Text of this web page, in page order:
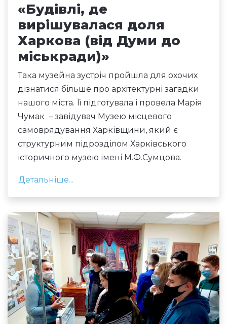
«Будівлі, де
вирішувалася доля
Харкова (від Думи до
міськради)»
Така музейна зустріч пройшла для охочих
дізнатися більше про архітектурні загадки
нашого міста. Її підготувала і провела Марія
Чумак – завідувач Музею місцевого
самоврядування Харківщини, який є
структурним підрозділом Харківського
історичного музею імені М.Ф.Сумцова.
Детальніше...